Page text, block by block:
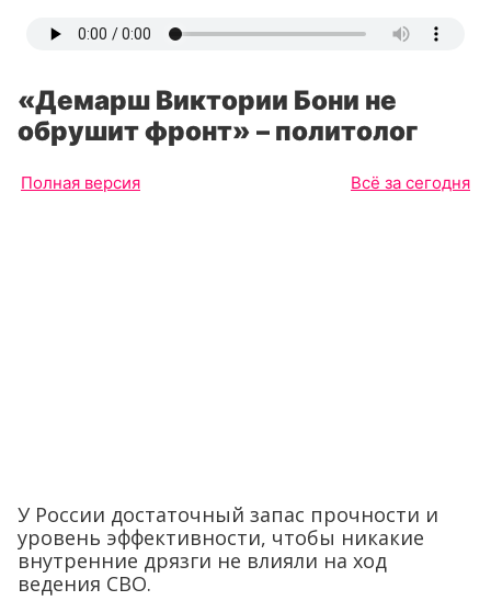
«Демарш Виктории Бони не
обрушит фронт» – политолог
Полная версия Всё за сегодня
У России достаточный запас прочности и
уровень эффективности, чтобы никакие
внутренние дрязги не влияли на ход
ведения СВО.